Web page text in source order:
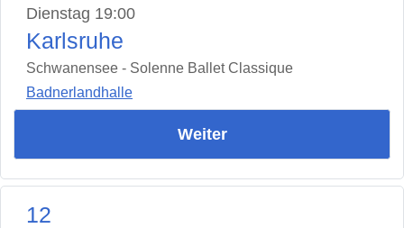
Dienstag 19:00
Karlsruhe
Schwanensee - Solenne Ballet Classique
Badnerlandhalle
Weiter
12